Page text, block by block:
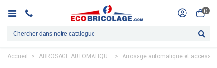
0
Accueil > ARROSAGE AUTOMATIQUE > Arrosage automatique et